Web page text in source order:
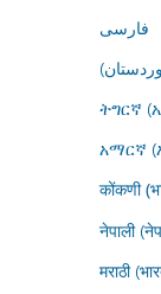
فارسى
ትግርኛ
አማርኛ
कोंकणी
नेपाली
मराठी